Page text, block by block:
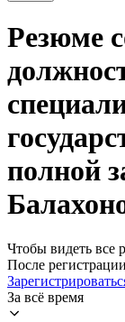
Резюме
полной
Чтобы видеть все
После
За всё время